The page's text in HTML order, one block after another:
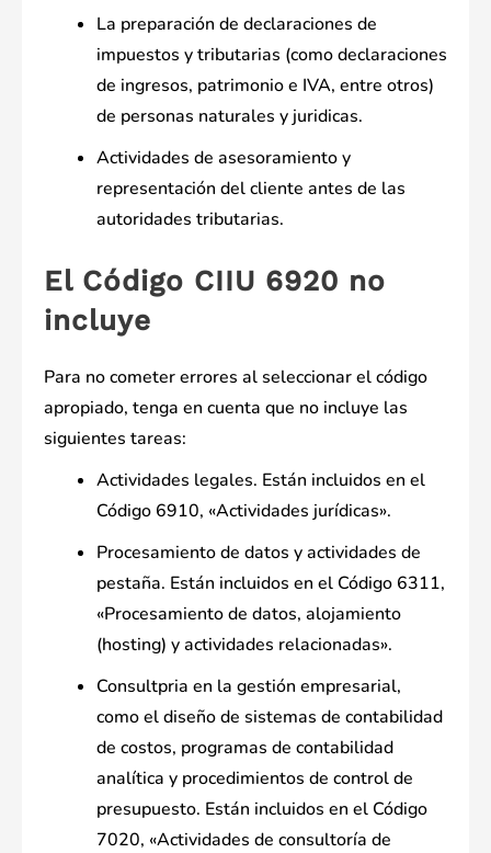
La preparación de declaraciones de
impuestos y tributarias (como declaraciones
de ingresos, patrimonio e IVA, entre otros)
de personas naturales y juridicas.
Actividades de asesoramiento y
representación del cliente antes de las
autoridades tributarias.
El Código CIIU 6920 no
incluye
Para no cometer errores al seleccionar el código
apropiado, tenga en cuenta que no incluye las
siguientes tareas:
Actividades legales. Están incluidos en el
Código 6910, «Actividades jurídicas».
Procesamiento de datos y actividades de
pestaña. Están incluidos en el Código 6311,
«Procesamiento de datos, alojamiento
(hosting) y actividades relacionadas».
Consultpria en la gestión empresarial,
como el diseño de sistemas de contabilidad
de costos, programas de contabilidad
analítica y procedimientos de control de
presupuesto. Están incluidos en el Código
7020, «Actividades de consultoría de